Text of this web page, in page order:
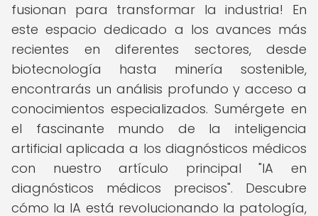
fusionan para transformar la industria! En
este espacio dedicado a los avances más
recientes en diferentes sectores, desde
biotecnología hasta minería sostenible,
encontrarás un análisis profundo y acceso a
conocimientos especializados. Sumérgete en
el fascinante mundo de la inteligencia
artificial aplicada a los diagnósticos médicos
con nuestro artículo principal "IA en
diagnósticos médicos precisos". Descubre
cómo la IA está revolucionando la patología,